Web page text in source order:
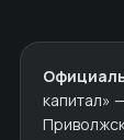
капитал»